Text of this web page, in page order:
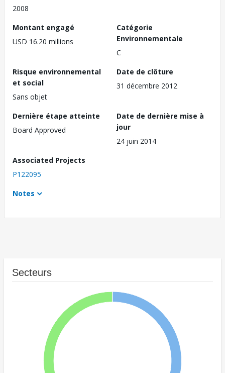
2008
Montant engagé
USD 16.20 millions
Catégorie
Environnementale
C
Risque environnemental
et social
Sans objet
Date de clôture
31 décembre 2012
Dernière étape atteinte
Board Approved
Date de dernière mise à
jour
24 juin 2014
Associated Projects
P122095
Notes
Secteurs